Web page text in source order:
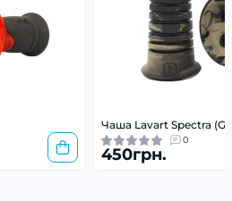
Чаша Lavart Spectra
0
450грн.